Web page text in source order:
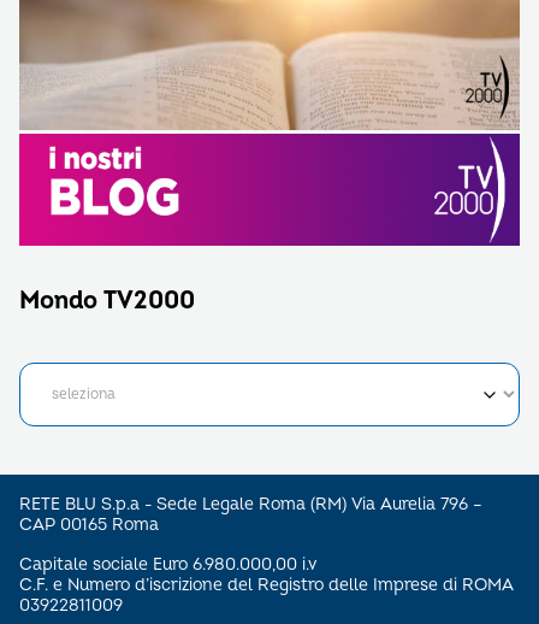
Mondo TV2000
RETE BLU S.p.a - Sede Legale Roma (RM) Via Aurelia 796 –
CAP 00165 Roma
Capitale sociale Euro 6.980.000,00 i.v
C.F. e Numero d’iscrizione del Registro delle Imprese di ROMA
03922811009